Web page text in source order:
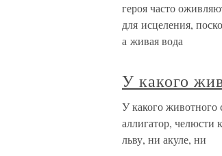
героя часто
для исцеления,
а живая вода
У какого
У какого
аллигатор, челюсти
льву, ни акуле, ни